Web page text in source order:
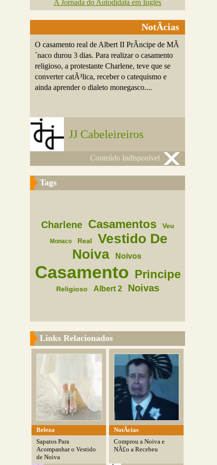
A Jornada do Autodidata em Inglês
NotÃ­cias
O casamento real de Albert II PrÃ­ncipe de MÃ
´naco durou 3 dias. Para realizar o casamento
religioso, a protestante Charlene, teve que se
converter catÃ³lica, receber o catequismo e
ainda aprender o dialeto monegasco....
JJ Cabeleireiros
Conteúdo Indisponível
Tags
Charlene Casamentos Veu
Monaco Real
Vestido De
Noiva
Noivos
Casamento Principe
Religioso Albert 2 Noivas
Links Relacionados
Beleza
Sapatos Para
Acompanhar o Vestido
de Noiva
NotÃ­cias
Comprou a Noiva e
NÃ£o a Recebeu